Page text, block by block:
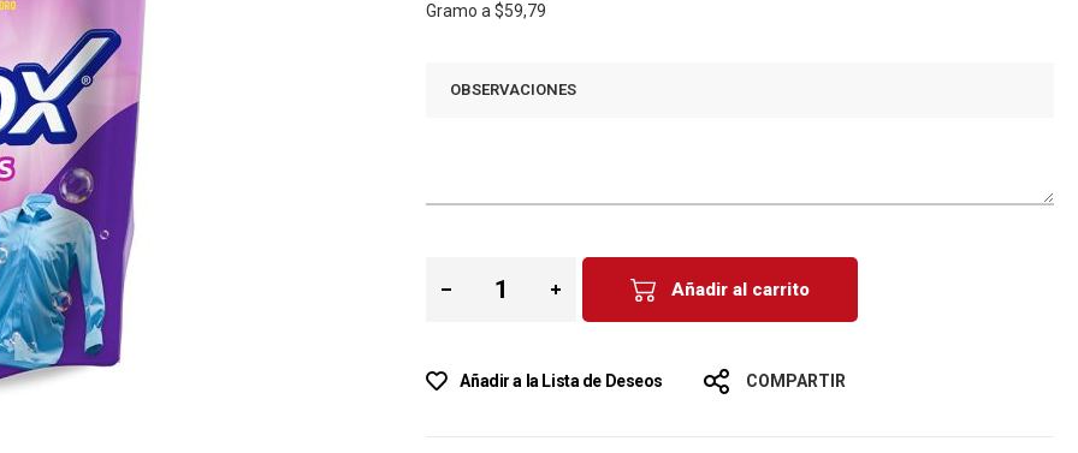
Gramo a $59,79
OBSERVACIONES
Añadir al carrito
Añadir a la Lista de Deseos COMPARTIR